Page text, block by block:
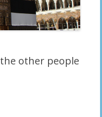
other people